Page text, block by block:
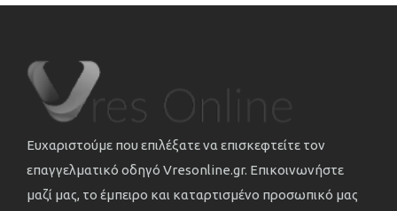
Ευχαριστούμε που επιλέξατε να επισκεφτείτε τον
επαγγελματικό οδηγό Vresonline.gr. Επικοινωνήστε
μαζί μας, το έμπειρο και καταρτισμένο προσωπικό μας